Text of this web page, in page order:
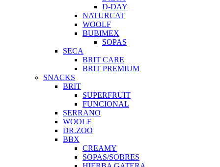
D-DAY
NATURCAT
WOOLF
BUBIMEX
SOPAS
SECA
BRIT CARE
BRIT PREMIUM
SNACKS
BRIT
SUPERFRUIT
FUNCIONAL
SERRANO
WOOLF
DR.ZOO
BBX
CREAMY
SOPAS/SOBRES